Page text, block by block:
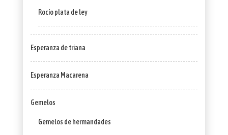
Rocío plata de ley
Esperanza de triana
Esperanza Macarena
Gemelos
Gemelos de hermandades